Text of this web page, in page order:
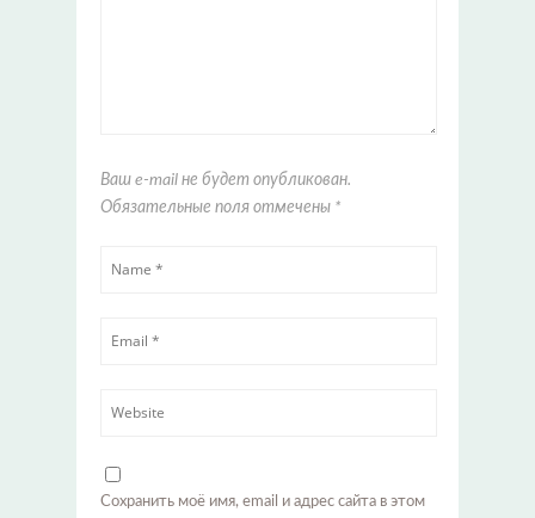
Ваш e-mail не будет опубликован.
Обязательные поля отмечены *
Сохранить моё имя, email и адрес сайта в этом